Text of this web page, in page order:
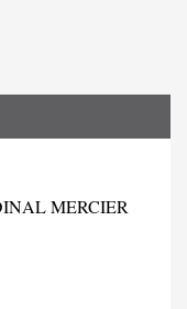
MERCIER